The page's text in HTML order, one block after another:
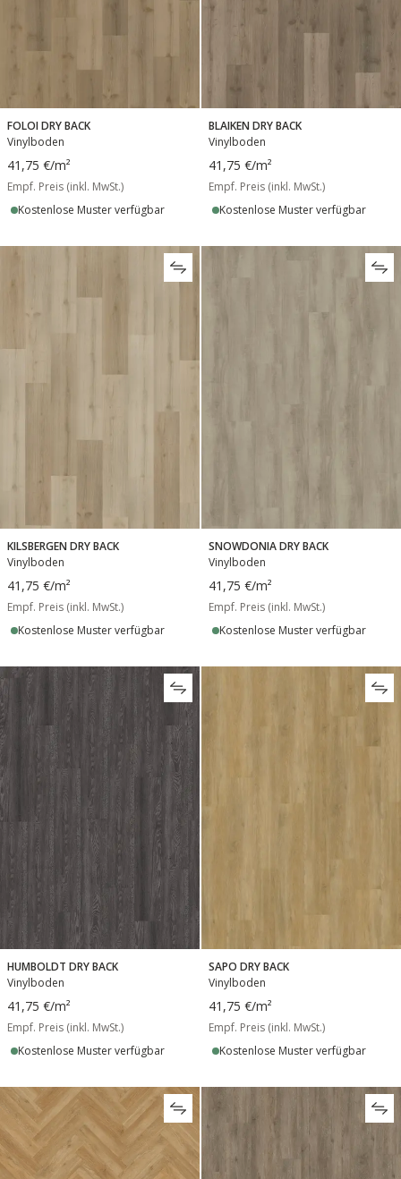
FOLOI DRY BACK
Vinylboden
41,75 €/m²
Empf. Preis (inkl. MwSt.)
Kostenlose Muster verfügbar
BLAIKEN DRY BACK
Vinylboden
41,75 €/m²
Empf. Preis (inkl. MwSt.)
Kostenlose Muster verfügbar
KILSBERGEN DRY BACK
Vinylboden
41,75 €/m²
Empf. Preis (inkl. MwSt.)
Kostenlose Muster verfügbar
SNOWDONIA DRY BACK
Vinylboden
41,75 €/m²
Empf. Preis (inkl. MwSt.)
Kostenlose Muster verfügbar
HUMBOLDT DRY BACK
Vinylboden
41,75 €/m²
Empf. Preis (inkl. MwSt.)
Kostenlose Muster verfügbar
SAPO DRY BACK
Vinylboden
41,75 €/m²
Empf. Preis (inkl. MwSt.)
Kostenlose Muster verfügbar